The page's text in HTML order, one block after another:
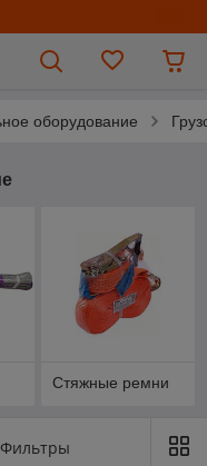
оборудование
Стяжные ремни
Фильтры